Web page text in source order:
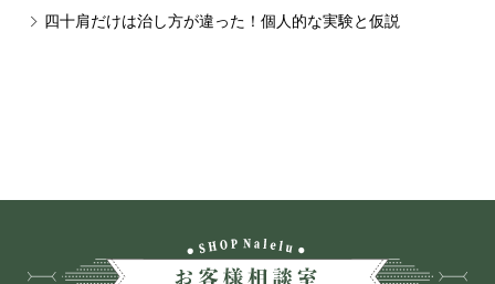
四十肩だけは治し方が違った！個人的な実験と仮説